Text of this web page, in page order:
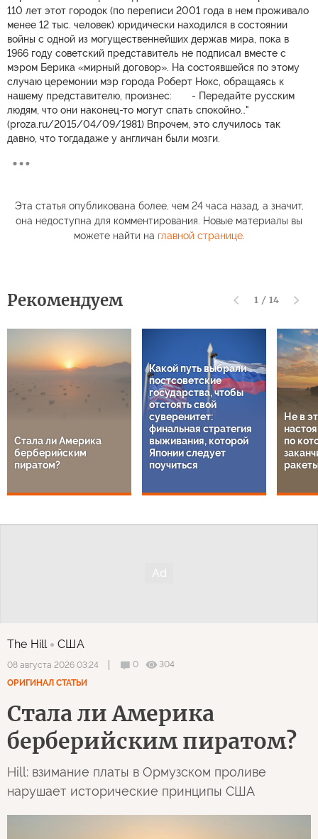
110 лет этот городок (по переписи 2001 года в нем проживало
менее 12 тыс. человек) юридически находился в состоянии
войны с одной из могущественнейших держав мира, пока в
1966 году советский представитель не подписал вместе с
мэром Берика «мирный договор». На состоявшейся по этому
случаю церемонии мэр города Роберт Нокс, обращаясь к
нашему представителю, произнес: - Передайте русским
людям, что они наконец-то могут спать спокойно…"
(proza.ru/2015/04/09/1981) Впрочем, это случилось так
давно, что тогдадаже у англичан были мозги.
Эта статья опубликована более, чем 24 часа назад, а значит,
она недоступна для комментирования. Новые материалы вы
можете найти на главной странице.
Рекомендуем 1 / 14
Стала ли Америка
берберийским
пиратом?
Какой путь выбрали
постсоветские
государства, чтобы
отстоять свой
суверенитет:
финальная стратегия
выживания, которой
Японии следует
поучиться
Не в
по
The Hill США
08 августа 2026 03:24 0
304
ОРИГИНАЛ СТАТЬИ
Стала ли Америка
берберийским пиратом?
Hill: взимание платы в Ормузском проливе
нарушает исторические принципы США